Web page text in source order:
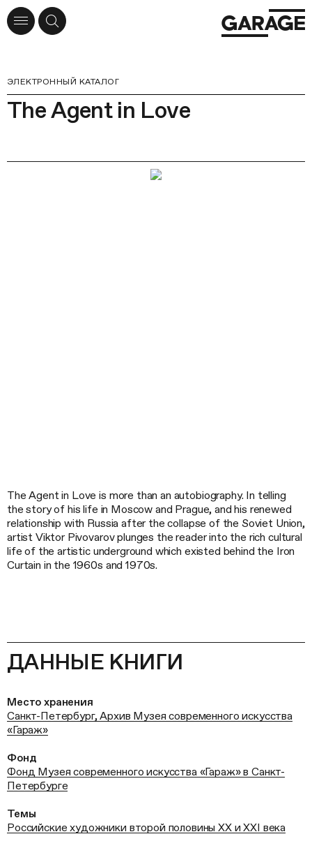
ЭЛЕКТРОННЫЙ КАТАЛОГ
The Agent in Love
The Agent in Love is more than an autobiography. In telling
the story of his life in Moscow and Prague, and his renewed
relationship with Russia after the collapse of the Soviet Union,
artist Viktor Pivovarov plunges the reader into the rich cultural
life of the artistic underground which existed behind the Iron
Curtain in the 1960s and 1970s.
ДАННЫЕ КНИГИ
Место хранения
Санкт-Петербург, Архив Музея современного искусства
«Гараж»
Фонд
Фонд Музея современного искусства «Гараж» в Санкт-
Петербурге
Темы
Российские художники второй половины ХХ и XXI века